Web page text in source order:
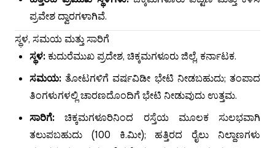
ಪ್ರವೇಶ ದ್ವಾರಗಳಾಗಿವೆ.
ಸ್ಥಳ, ಸಮಯ ಮತ್ತು ಸಾರಿಗೆ
ಸ್ಥಳ: ಕುದುರೆಮುಖ ಪ್ರದೇಶ, ಚಿಕ್ಕಮಗಳೂರು ಜಿಲ್ಲೆ, ಕರ್ನಾಟಕ.
ಸಮಯ: ತೋಟಗಳಿಗೆ ವರ್ಷವಿಡೀ ಭೇಟಿ ನೀಡಬಹುದು; ತಂಪಾದ
ತಿಂಗಳುಗಳಲ್ಲಿ ಚಾರಣದೊಂದಿಗೆ ಭೇಟಿ ನೀಡುವುದು ಉತ್ತಮ.
ಸಾರಿಗೆ: ಚಿಕ್ಕಮಗಳೂರಿನಿಂದ ರಸ್ತೆಯ ಮೂಲಕ ಸುಲಭವಾಗಿ
ತಲುಪಬಹುದು (100 ಕಿ.ಮೀ); ಹತ್ತಿರದ ರೈಲು ನಿಲ್ದಾಣಗಳು